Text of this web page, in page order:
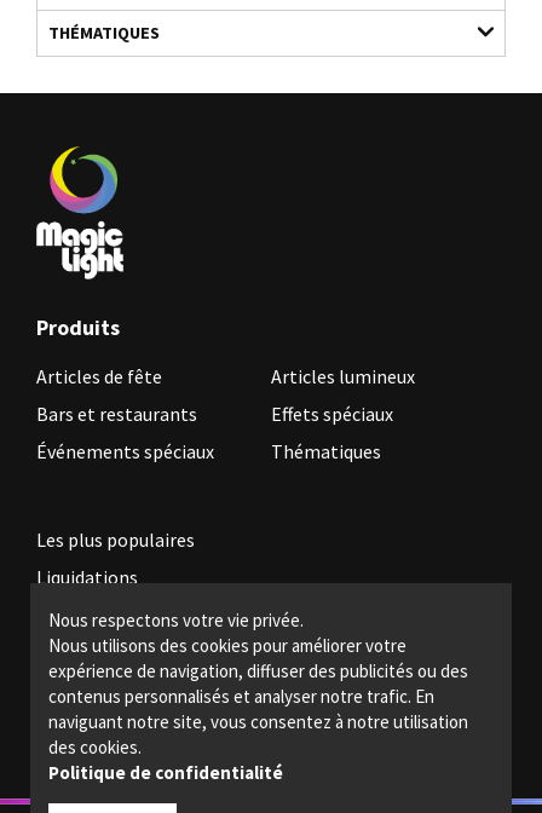
Nous respectons votre vie privée.
Nous utilisons des cookies pour améliorer votre
expérience de navigation, diffuser des publicités ou des
contenus personnalisés et analyser notre trafic. En
naviguant notre site, vous consentez à notre utilisation
des cookies.
Politique de confidentialité
THÉMATIQUES
Produits
Articles de fête
Articles lumineux
Bars et restaurants
Effets spéciaux
Événements spéciaux
Thématiques
Les plus populaires
Liquidations
Devenez revendeur
Politiques légales
Nous joindre